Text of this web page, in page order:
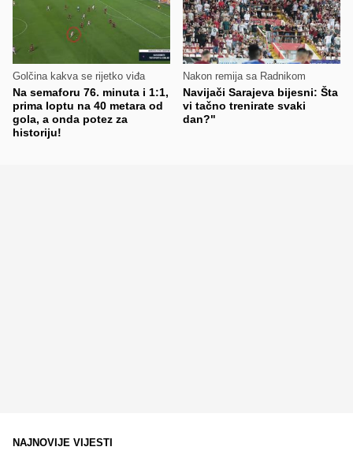
Golčina kakva se rijetko viđa
Na semaforu 76. minuta i 1:1,
prima loptu na 40 metara od
gola, a onda potez za
historiju!
Nakon remija sa Radnikom
Navijači Sarajeva bijesni: Šta
vi tačno trenirate svaki
dan?"
NAJNOVIJE VIJESTI